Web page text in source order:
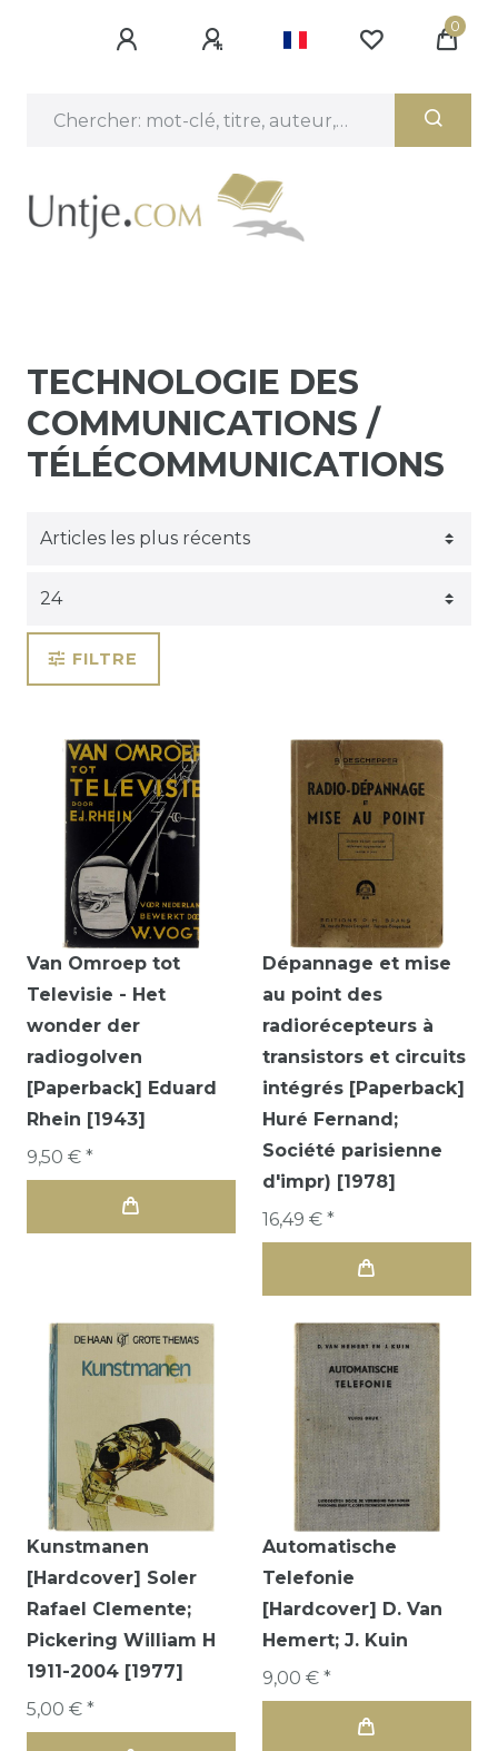
0
TECHNOLOGIE DES
COMMUNICATIONS /
TÉLÉCOMMUNICATIONS
FILTRE
Van Omroep tot
Televisie - Het
wonder der
radiogolven
[Paperback] Eduard
Rhein [1943]
9,50 € *
Dépannage et mise
au point des
radiorécepteurs à
transistors et circuits
intégrés [Paperback]
Huré Fernand;
Société parisienne
d'impr) [1978]
16,49 € *
Kunstmanen
[Hardcover] Soler
Rafael Clemente;
Pickering William H
1911-2004 [1977]
5,00 € *
Automatische
Telefonie
[Hardcover] D. Van
Hemert; J. Kuin
9,00 € *